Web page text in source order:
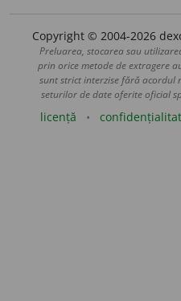
Copyright © 2004-2026
Preluarea, stocarea sau
prin orice metode de extragere
sunt strict interzise fără acordul
seturilor de date oferite oficial
licență